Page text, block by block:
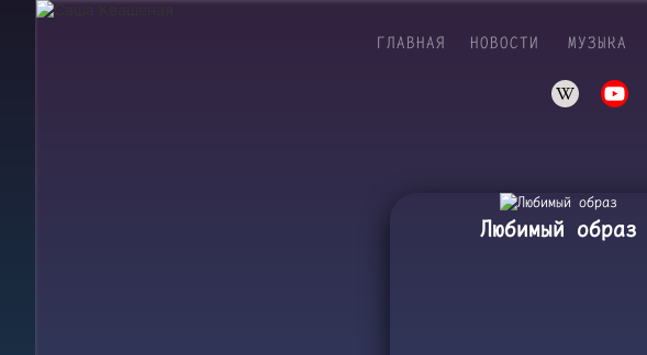
ГЛАВНАЯ НОВОСТИ МУЗЫКА
Любимый образ